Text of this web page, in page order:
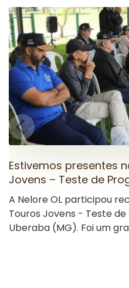
Estivemos presentes
Jovens – Teste de
A Nelore OL participou
Touros Jovens - Teste de
Uberaba (MG). Foi um